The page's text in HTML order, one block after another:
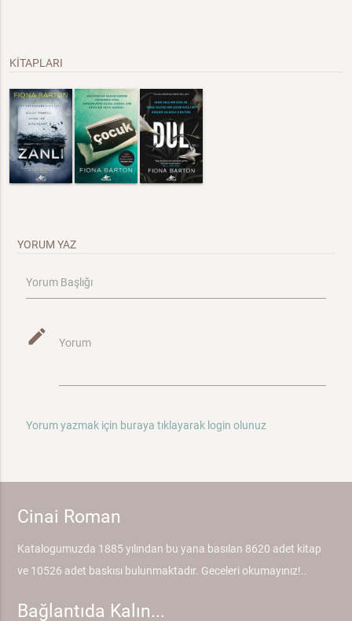
KİTAPLARI
YORUM YAZ
Yorum Başlığı
mode_edit Yorum
Yorum yazmak için buraya tıklayarak login olunuz
Cinai Roman
Katalogumuzda 1885 yılından bu yana basılan 8620 adet kitap
ve 10526 adet baskısı bulunmaktadır. Geceleri okumayınız!..
Bağlantıda Kalın...